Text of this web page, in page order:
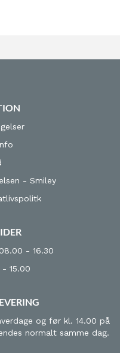
- Smiley
- 16.30
- 15.00
og før kl. 14.00 på
normalt samme dag.